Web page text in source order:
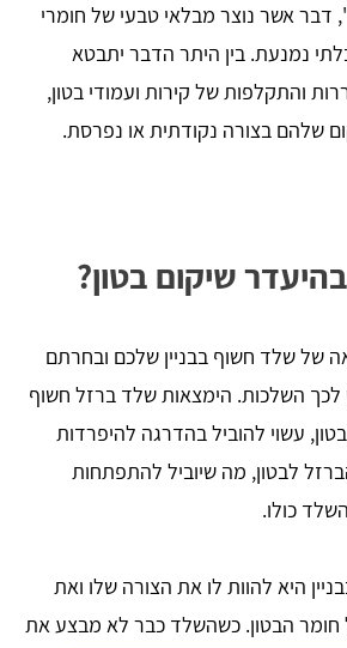
דבר אשר נוצר מבלאי טבעי של חומרי
נמנעת. בין היתר הדבר יתבטא
והתקלפות של קירות ועמודי בטון,
שלהם בצורה נקודתית או נפרסת.
שיקום בטון?
של שלד חשוף בבניין שלכם ובחרתם
לכך השלכות. הימצאות שלד ברזל חשוף
עשוי להוביל בהדרגה להיפרדות
לבטון, מה שיוביל להתפתחות
כולו.
היא להוות לו את הצורה שלו ואת
חומר הבטון. כשהשלד כבר לא מבצע את